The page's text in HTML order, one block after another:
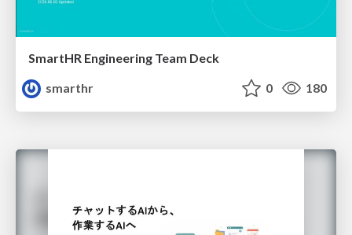
SmartHR Engineering Team Deck
smarthr
0 180